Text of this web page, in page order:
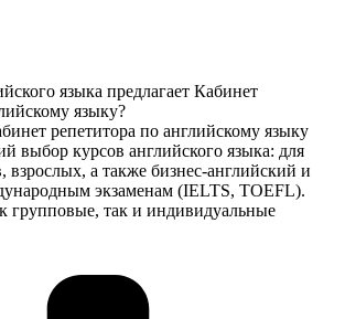
языка предлагает Кабинет
языку?
репетитора по английскому языку
выбор курсов английского языка: для
взрослых, а также бизнес-английский и
экзаменам (IELTS, TOEFL).
групповые, так и индивидуальные